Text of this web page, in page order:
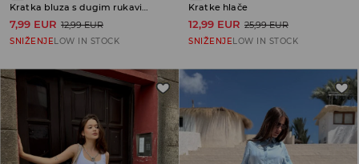
7,99 EUR 12,99 EUR
SNIŽENJELOW IN STOCK
Kratke hlače
12,99 EUR 25,99 EUR
SNIŽENJELOW IN STOCK